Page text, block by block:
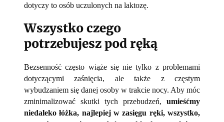
dotyczy to osób uczulonych na laktozę.
Wszystko czego
potrzebujesz pod ręką
Bezsenność często wiąże się nie tylko z problemami
dotyczącymi zaśnięcia, ale także z częstym
wybudzaniem się danej osoby w trakcie nocy. Aby móc
zminimalizować skutki tych przebudzeń, umieśćmy
niedaleko łóżka, najlepiej w zasięgu ręki, wszystko,